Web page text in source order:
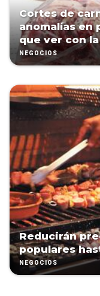
Cortes de
anomalías en
que ver con
NEGOCIOS
Reducirán
populares
NEGOCIOS